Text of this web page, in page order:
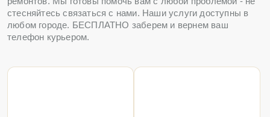
стесняйтесь связаться с нами. Наши услуги доступны в
любом городе. БЕСПЛАТНО заберем и вернем ваш
телефон курьером.